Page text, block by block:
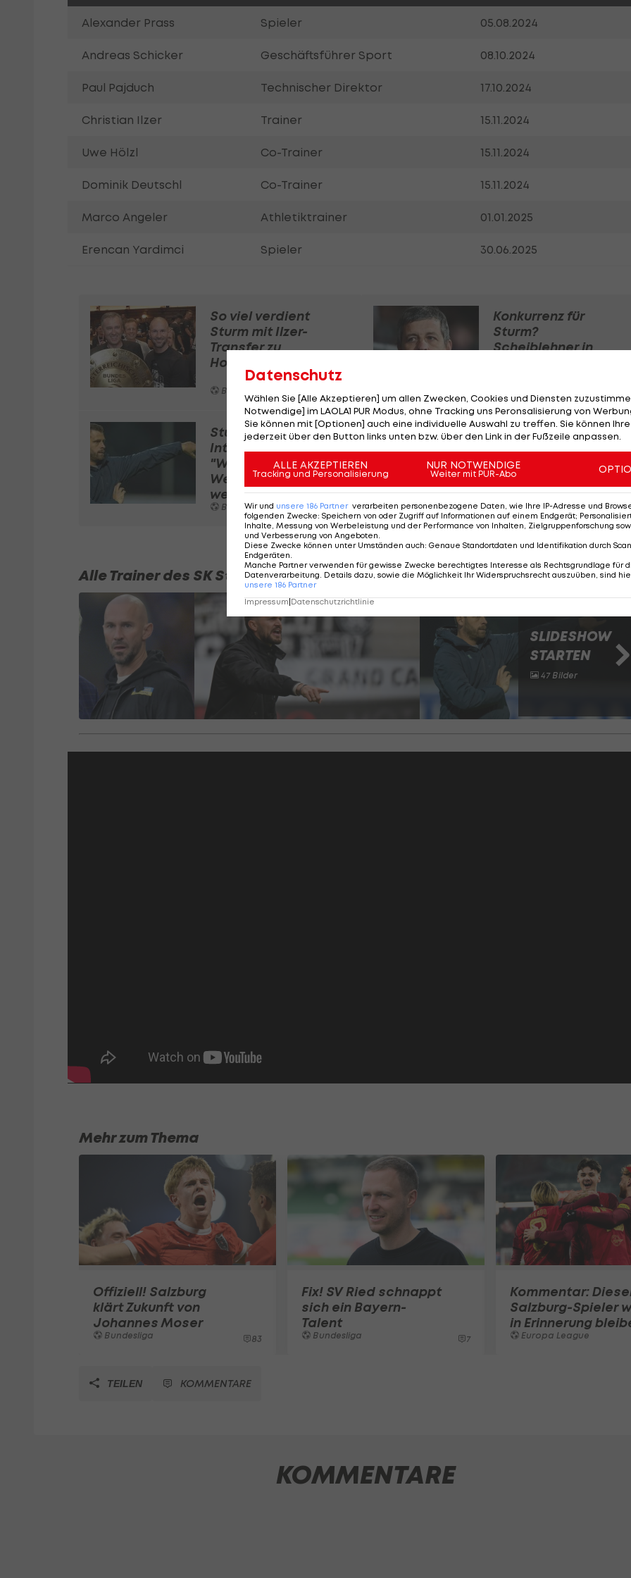
Alexander Prass Spieler 05.08.2024
Andreas Schicker Geschäftsführer Sport 08.10.2024
Paul Pajduch Technischer Direktor 17.10.2024
Christian Ilzer Trainer 15.11.2024
Uwe Hölzl Co-Trainer 15.11.2024
Dominik Deutschl Co-Trainer 15.11.2024
Marco Angeler Athletiktrainer 01.01.2025
Erencan Yardimci Spieler 30.06.2025
So viel verdient
Sturm mit Ilzer-
Transfer zu
Hoffenheim
Bundesliga
Konkurrenz für
Sturm?
Scheiblehner in
Sturms
Interimscoach:
"Werden den
Weg
weitergehen"
Bundesliga
Alle Trainer des SK Sturm Graz seit Ivica Osim
SLIDESHOW
STARTEN
47 Bilder
Mehr zum Thema
Offiziell! Salzburg
klärt Zukunft von
Johannes Moser
Bundesliga 83
Fix! SV Ried schnappt
sich ein Bayern-
Talent
Bundesliga 7
Kommentar:
Salzburg-Spieler
in Erinnerung
Europa League
TEILEN KOMMENTARE
KOMMENTARE
Datenschutz
Wählen Sie [Alle Akzeptieren] um allen Zwecken, Cookies und Diensten
Notwendige] im LAOLA1 PUR Modus, ohne Tracking uns Peronsalisierung von
Sie können mit [Optionen] auch eine individuelle Auswahl zu treffen. Sie können
jederzeit über den Button links unten bzw. über den Link in der Fußzeile anpassen.
ALLE AKZEPTIEREN
Tracking und Personalisierung
NUR NOTWENDIGE
Weiter mit PUR-Abo
Wir und unsere 186 Partner verarbeiten personenbezogene Daten, wie Ihre IP-Adresse und
folgenden Zwecke: Speichern von oder Zugriff auf Informationen auf einem Endgerät;
Inhalte, Messung von Werbeleistung und der Performance von Inhalten, Zielgruppenforschung
und Verbesserung von Angeboten
Diese Zwecke können unter Umständen auch: Genaue Standortdaten und Identifikation durch
Endgeräten
Manche Partner verwenden für gewisse Zwecke berechtigtes Interesse als Rechtsgrundlage für
Datenverarbeitung. Details dazu, sowie die Möglichkeit Ihr Widerspruchsrecht auszuüben, sind
unsere 186 Partner
Impressum|Datenschutzrichtlinie